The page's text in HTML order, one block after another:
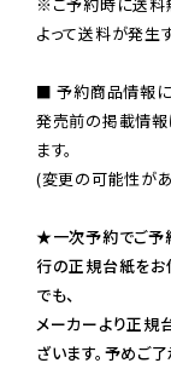
よって送料が発生
■ 予約商品情報
発売前の掲載情報
ます。
(変更の可能性が
★一次予約でご予
行の正規台紙をお
でも、
メーカーより正規
ざいます。予めご